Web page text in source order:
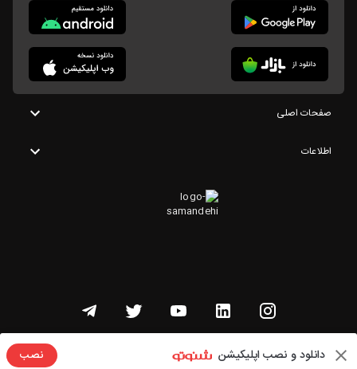
دانلود و نصب اپلیکیشن نصب
صفحات اصلی
اطلاعات
تمامی حقوق این وبسایت متعلق به شنوتو است